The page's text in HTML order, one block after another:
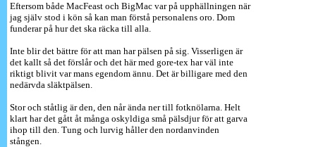
Eftersom både MacFeast och BigMac var på upphällningen när
jag själv stod i kön så kan man förstå personalens oro. Dom
funderar på hur det ska räcka till alla.
Inte blir det bättre för att man har pälsen på sig. Visserligen är
det kallt så det förslår och det här med gore-tex har väl inte
riktigt blivit var mans egendom ännu. Det är billigare med den
nedärvda släktpälsen.
Stor och ståtlig är den, den når ända ner till fotknölarna. Helt
klart har det gått åt många oskyldiga små pälsdjur för att garva
ihop till den. Tung och lurvig håller den nordanvinden
stången.